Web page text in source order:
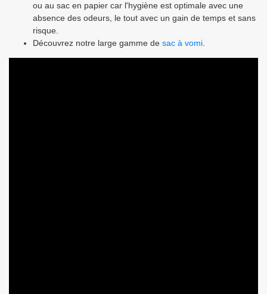
ou au sac en papier car l'hygiène est optimale avec une
absence des odeurs, le tout avec un gain de temps et sans
risque.
Découvrez notre large gamme de sac à vomi